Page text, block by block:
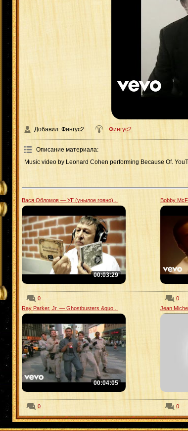
Добавил: Фингус2 Фингус2
Описание материала:
Music video by Leonard Cohen performing Because Of.
Вася Обломов — УГ (унылое говно)...
00:03:29
0
Bobby
0
Ray Parker, Jr. — Ghostbusters &quo...
00:04:05
0
Jean
0